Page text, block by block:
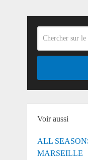
Voir aussi
ALL
MARSEILLE